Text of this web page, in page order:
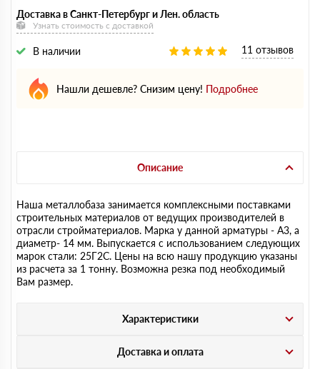
Доставка в Санкт-Петербург и Лен. область
Узнать стоимость с доставкой
В наличии 11 отзывов
Нашли дешевле? Снизим цену! Подробнее
Описание
Наша металлобаза занимается комплексными поставками
строительных материалов от ведущих производителей в
отрасли стройматериалов. Марка у данной арматуры - А3, а
диаметр- 14 мм. Выпускается с использованием следующих
марок стали: 25Г2С. Цены на всю нашу продукцию указаны
из расчета за 1 тонну. Возможна резка под необходимый
Вам размер.
Характеристики
Доставка и оплата